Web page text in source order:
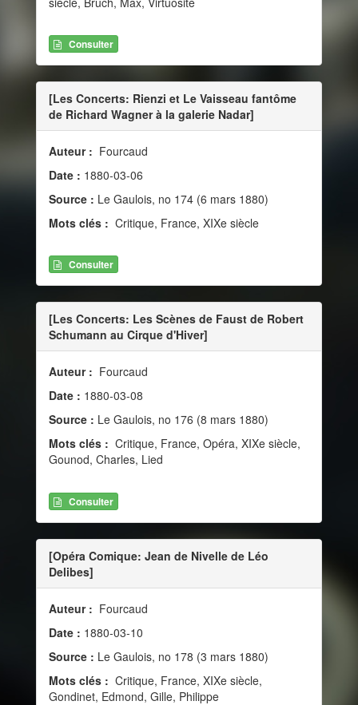
Consulter
[Les Concerts: Rienzi et Le Vaisseau fantôme
de Richard Wagner à la galerie Nadar]
Auteur : Fourcaud
Date : 1880-03-06
Source : Le Gaulois, no 174 (6 mars 1880)
Mots clés : Critique, France, XIXe siècle
Consulter
[Les Concerts: Les Scènes de Faust de Robert
Schumann au Cirque d'Hiver]
Auteur : Fourcaud
Date : 1880-03-08
Source : Le Gaulois, no 176 (8 mars 1880)
Mots clés : Critique, France, Opéra, XIXe siècle,
Gounod, Charles, Lied
Consulter
[Opéra Comique: Jean de Nivelle de Léo
Delibes]
Auteur : Fourcaud
Date : 1880-03-10
Source : Le Gaulois, no 178 (3 mars 1880)
Mots clés : Critique, France, XIXe siècle,
Gondinet, Edmond, Gille, Philippe